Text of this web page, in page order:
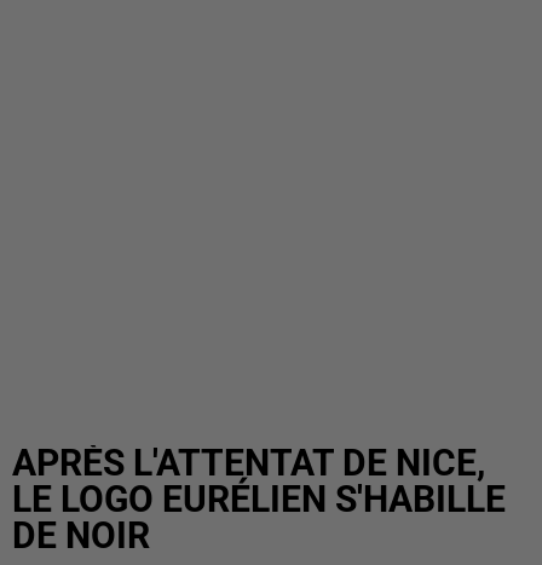
APRÈS L'ATTENTAT DE NICE,
LE LOGO EURÉLIEN S'HABILLE
DE NOIR